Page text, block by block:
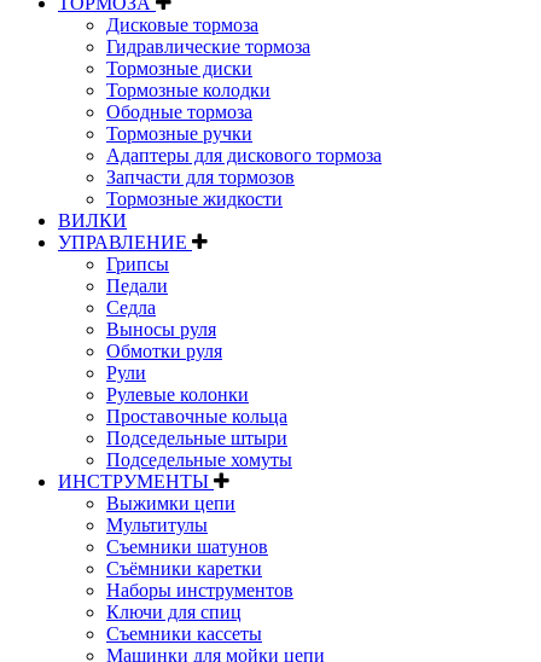
Дисковые тормоза
Гидравлические тормоза
Тормозные диски
Тормозные колодки
Ободные тормоза
Тормозные ручки
Адаптеры для дискового тормоза
Запчасти для тормозов
Тормозные жидкости
ВИЛКИ
УПРАВЛЕНИЕ
Грипсы
Педали
Седла
Выносы руля
Обмотки руля
Рули
Рулевые колонки
Проставочные кольца
Подседельные штыри
Подседельные хомуты
ИНСТРУМЕНТЫ
Выжимки цепи
Мультитулы
Съемники шатунов
Съёмники каретки
Наборы инструментов
Ключи для спиц
Съемники кассеты
Машинки для мойки цепи